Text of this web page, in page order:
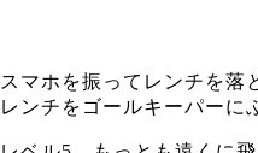
スマホを振ってレンチを落
レンチをゴールキーパーに